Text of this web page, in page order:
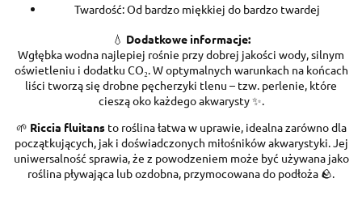
Twardość: Od bardzo miękkiej do bardzo twardej
💧 Dodatkowe informacje:
Wgłębka wodna najlepiej rośnie przy dobrej jakości wody, silnym
oświetleniu i dodatku CO₂. W optymalnych warunkach na końcach
liści tworzą się drobne pęcherzyki tlenu – tzw. perlenie, które
cieszą oko każdego akwarysty ✨.
🌱 Riccia fluitansto roślina łatwa w uprawie, idealna zarówno dla
początkujących, jak i doświadczonych miłośników akwarystyki. Jej
uniwersalność sprawia, że z powodzeniem może być używana jako
roślina pływająca lub ozdobna, przymocowana do podłoża 🪨.